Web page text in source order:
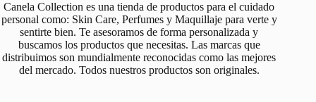
Canela Collection es una tienda de productos para el cuidado
personal como: Skin Care, Perfumes y Maquillaje para verte y
sentirte bien. Te asesoramos de forma personalizada y
buscamos los productos que necesitas. Las marcas que
distribuimos son mundialmente reconocidas como las mejores
del mercado. Todos nuestros productos son originales.